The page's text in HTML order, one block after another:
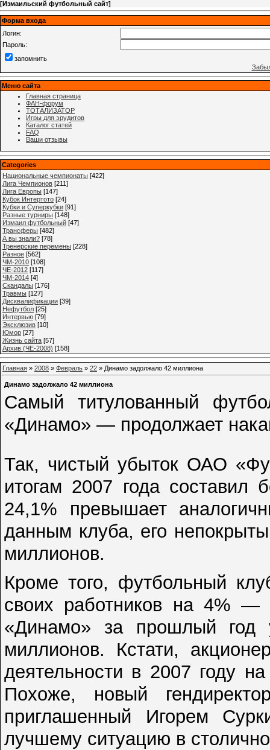
[Измаильский футбольный сайт]
Форма входа
Логин:
Пароль:
запомнить
Меню сайта
Главная страница
ФАН-форум
ТОТАЛИЗАТОР
Игры для эрудитов
Каталог статей
FAQ
Ваши отзывы
Categories
Национальные чемпионаты [422]
Лига Чемпионов [211]
Лига Европы [147]
Кубок Интертото [24]
Кубки и Суперкубки [91]
Разные турниры [148]
Измаил футбольный [47]
Трансферы [482]
А вы знали? [78]
Тренерские перемены [228]
Разное [562]
ЧМ-2010 [108]
ЧЕ-2012 [117]
ЧМ-2014 [4]
Cкандалы [176]
Травмы [127]
Дисквалификации [39]
Нефутбол [25]
Интервью [79]
Эксклюзив [10]
Юмор [27]
Жизнь сайта [57]
Архив (ЧЕ-2008) [158]
Главная » 2008 » Февраль » 22 » Динамо задолжало 42 миллиона
Динамо задолжало 42 миллиона
Самый титулованный
«Динамо» — продолжает
Так, чистый убыток ОАО
итогам 2007 года составил
24,1% превышает
данным клуба, его
миллионов.
Кроме того, футбольный
своих работников на 4%
«Динамо» за прошлый
миллионов. Кстати,
деятельности в 2007 году
Похоже, новый
приглашенный Игорем
лучшему ситуацию в